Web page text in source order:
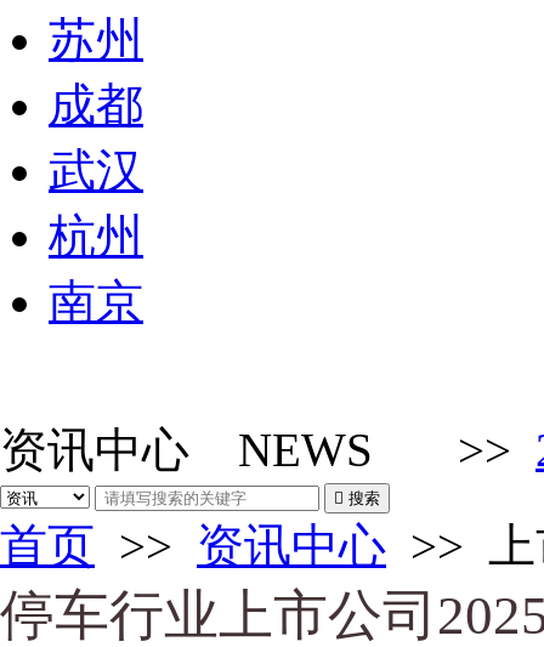
苏州
成都
武汉
杭州
南京
资讯中心 NEWS >>
 搜索
首页 >> 资讯中心 >>
停车行业上市公司